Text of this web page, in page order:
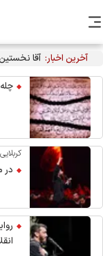
آخرین اخبار: آقا نخستین
چله
در